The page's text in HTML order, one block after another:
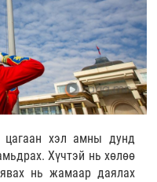
цагаан хэл амны дунд
Хүчтэй нь хөлөө
нь жамаар даялах